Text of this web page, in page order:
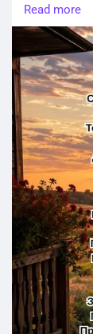
Торкнеться
Вкриває
Де ще
Земля радіє
Малює
Годує всіх
Палає
Веде він
Спадає
Знайшов
Пішов
Продовжив
Вхопив по
Торкнувся
Read more